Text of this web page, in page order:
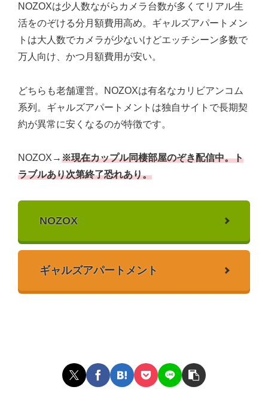
NOZOXは少人数ながらカメラ台数が多くてリアル生
活をのぞける分月額費用高め。ギャルズアパートメン
トは大人数でカメラが少ないけどエッチシーン多数で
万人向け、かつ月額費用が安い。
どちらも老舗運営。NOZOXは有名なカリビアンコム
系列。ギャルズアパートメントは独自サイトで長期契
約が異常に安くなるのが特徴です。
NOZOX→※現在カップル同棲部屋のぞき配信中。ト
ラブルあり次第終了恐れあり。
NOZOX
ギャルズアパートメント